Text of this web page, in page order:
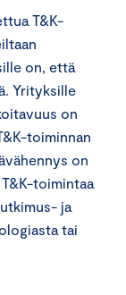
T&K-
on, että
Yrityksille
on
toiminnan
on
toimintaa
ja
tai